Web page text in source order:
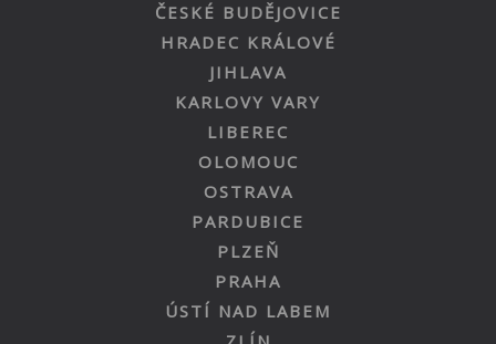
ČESKÉ BUDĚJOVICE
HRADEC KRÁLOVÉ
JIHLAVA
KARLOVY VARY
LIBEREC
OLOMOUC
OSTRAVA
PARDUBICE
PLZEŇ
PRAHA
ÚSTÍ NAD LABEM